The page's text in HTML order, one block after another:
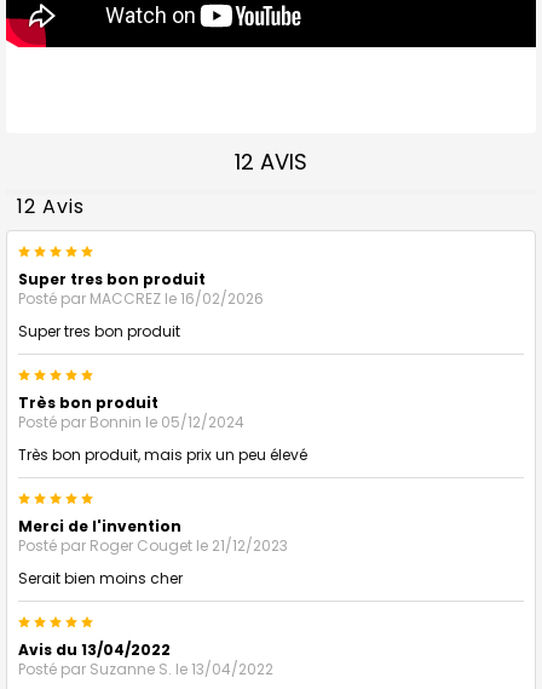
12 AVIS
12 Avis
5
Super tres bon produit
Posté par MACCREZ le 16/02/2026
Super tres bon produit
5
Très bon produit
Posté par Bonnin le 05/12/2024
Très bon produit, mais prix un peu élevé
5
Merci de l'invention
Posté par Roger Couget le 21/12/2023
Serait bien moins cher
5
Avis du 13/04/2022
Posté par Suzanne S. le 13/04/2022